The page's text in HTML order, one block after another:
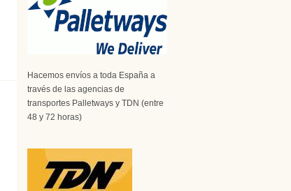
Hacemos envíos a toda España a
través de las agencias de
transportes Palletways y TDN (entre
48 y 72 horas)